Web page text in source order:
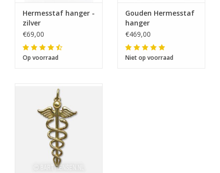
Hermesstaf hanger -
zilver
€69,00
Op voorraad
Gouden Hermesstaf
hanger
€469,00
Niet op voorraad